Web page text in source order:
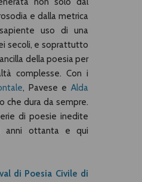
e dalla metrica
uso di una
secoli, e soprattutto
della poesia per
complesse. Con i
, Pavese e Alda
che dura da sempre.
di poesie inedite
anni ottanta e qui
di Poesia Civile di